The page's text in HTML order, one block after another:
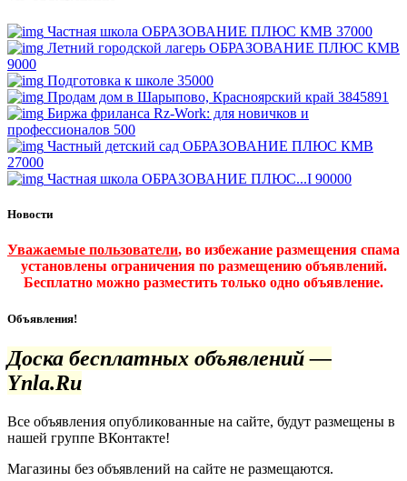
Частная школа ОБРАЗОВАНИЕ ПЛЮС КМВ 37000
Летний городской лагерь ОБРАЗОВАНИЕ ПЛЮС КМВ
9000
Подготовка к школе 35000
Продам дом в Шарыпово, Красноярский край 3845891
Биржа фриланса Rz-Work: для новичков и
профессионалов 500
Частный детский сад ОБРАЗОВАНИЕ ПЛЮС КМВ
27000
Частная школа ОБРАЗОВАНИЕ ПЛЮС...I 90000
Новости
Уважаемые пользователи, во избежание размещения спама
установлены ограничения по размещению объявлений.
Бесплатно можно разместить только одно объявление.
Объявления!
Доска бесплатных объявлений —
Ynla.Ru
Все объявления опубликованные на сайте, будут размещены в
нашей группе ВКонтакте!
Магазины без объявлений на сайте не размещаются.